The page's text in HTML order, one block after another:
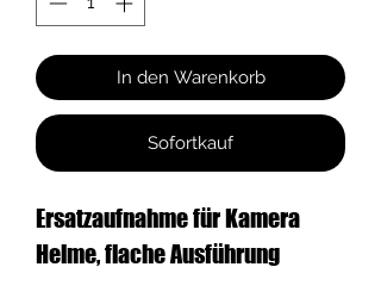
In den Warenkorb
Sofortkauf
Ersatzaufnahme für Kamera
Helme, flache Ausführung